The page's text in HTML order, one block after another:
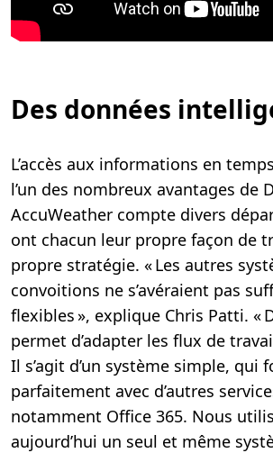
Des données
L’accès aux informations en
l’un des nombreux avantages de
AccuWeather compte divers
ont chacun leur propre façon de
propre stratégie. « Les autres
convoitions ne s’avéraient pas
flexibles », explique Chris Patti. «
permet d’adapter les flux de
Il s’agit d’un système simple, qui
parfaitement avec d’autres
notamment Office 365. Nous
aujourd’hui un seul et même